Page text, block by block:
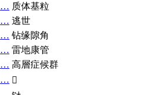
… 质体基粒
… 逃世
… 钻缘隙角
… 雷地康管
… 高層症候群
… 𧘞